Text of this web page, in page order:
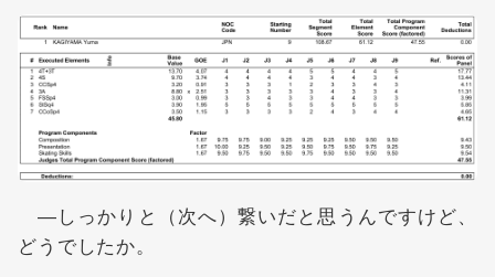
―しっかりと（次へ）繋いだと思うんですけど、
どうでしたか。